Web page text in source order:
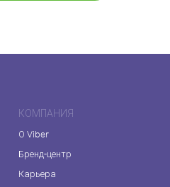
КОМПАНИЯ
О Viber
Бренд-центр
Карьера